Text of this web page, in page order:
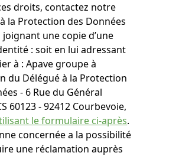
droits, contactez notre
la Protection des Données
joignant une copie d’une
: soit en lui adressant
à : Apave groupe à
du Délégué à la Protection
- 6 Rue du Général
60123 - 92412 Courbevoie,
le formulaire ci-après.
concernée a la possibilité
une réclamation auprès